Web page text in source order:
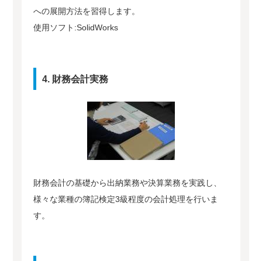
への展開方法を習得します。
使用ソフト:SolidWorks
4. 財務会計実務
財務会計の基礎から出納業務や決算業務を実践し、
様々な業種の簿記検定3級程度の会計処理を行いま
す。